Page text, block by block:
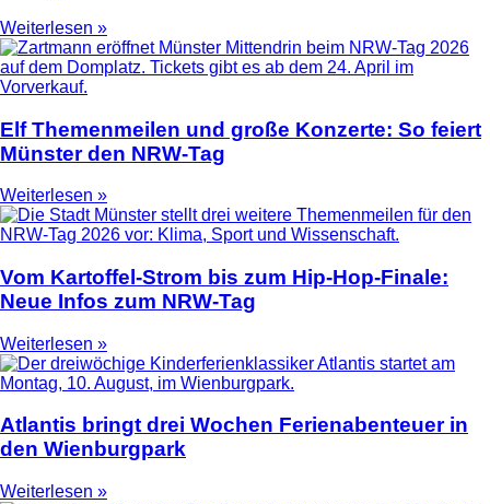
Weiterlesen »
Elf Themenmeilen und große Konzerte: So feiert
Münster den NRW-Tag
Weiterlesen »
Vom Kartoffel-Strom bis zum Hip-Hop-Finale:
Neue Infos zum NRW-Tag
Weiterlesen »
Atlantis bringt drei Wochen Ferienabenteuer in
den Wienburgpark
Weiterlesen »